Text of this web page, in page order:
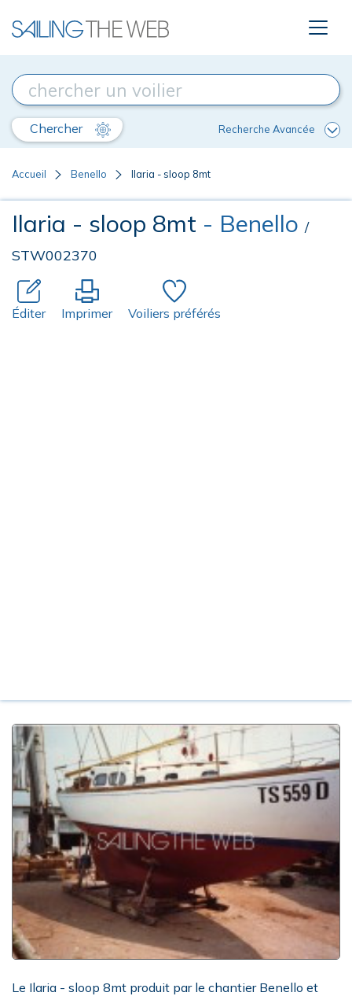
Chercher Recherche Avancée
Accueil Benello Ilaria - sloop 8mt
Ilaria - sloop 8mt - Benello /
STW002370
Éditer Imprimer Voiliers préférés
Le Ilaria - sloop 8mt produit par le chantier Benello et